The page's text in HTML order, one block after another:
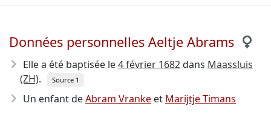
Données personnelles Aeltje Abrams
Elle a été baptisée le4 février 1682dans Maassluis
(ZH). Source 1
Un enfant deAbram Vranke et Marijtje Timans